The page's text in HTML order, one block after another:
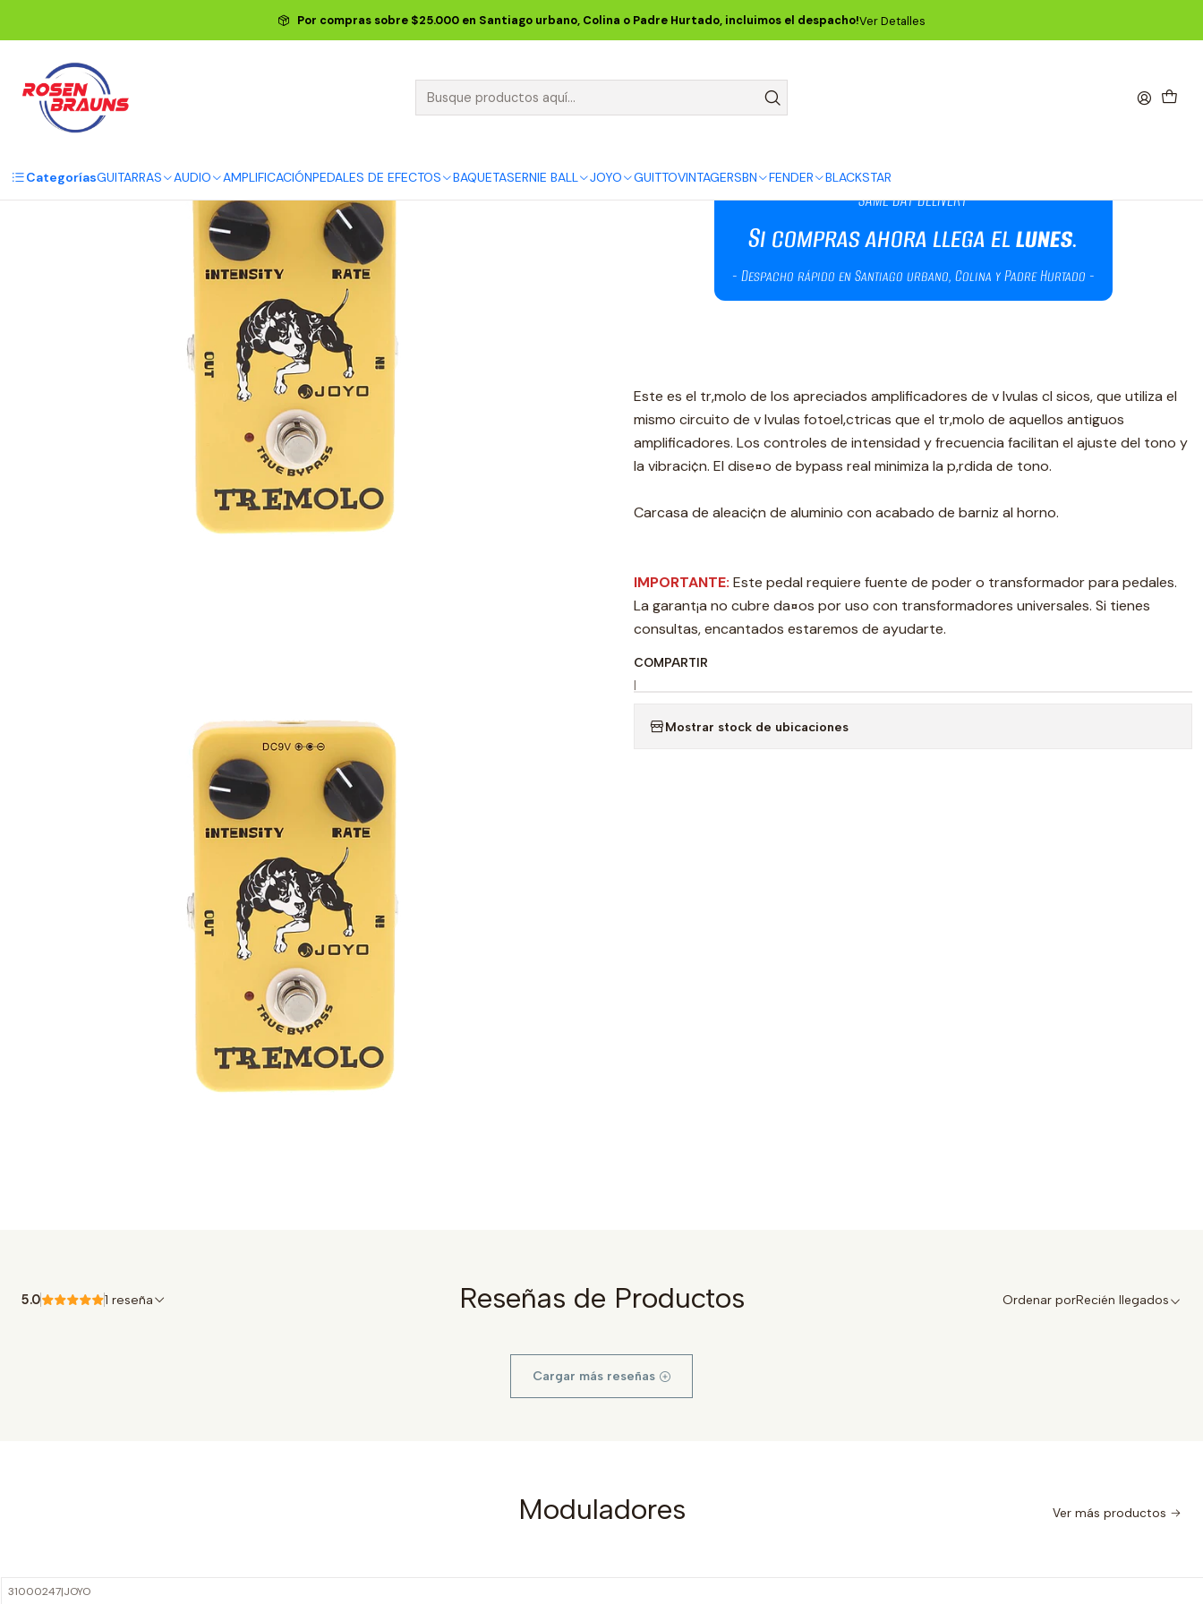
CategoríasGUITARRAS AUDIO AMPLIFICACIÓNPEDALES DE EFECTOS BAQUETASERNIE BALL JOYO GUITTOVINTAGERSBN FENDER BLACKSTAR
Por compras sobre $25.000 en Santiago urbano, Colina o Padre Hurtado, incluimos el despacho!Ver Detalles
Inicio JOYO PEDALES VINTAGE SERIES Pedal Tremolo JF-09
Pedal Tremolo JF-09
5.0 1 reseña
Este es el tr‚molo de los apreciados amplificadores de v lvulas cl sicos, que utiliza el
mismo circuito de v lvulas fotoel‚ctricas que el tr‚molo de aquellos antiguos
amplificadores. Los controles de intensidad y frecuencia facilitan el ajuste del tono y
la vibraci¢n. El dise¤o de bypass real minimiza la p‚rdida de tono.
Carcasa de aleaci¢n de aluminio con acabado de barniz al horno.
IMPORTANTE: Este pedal requiere fuente de poder o transformador para pedales.
La garant¡a no cubre da¤os por uso con transformadores universales. Si tienes
consultas, encantados estaremos de ayudarte.
COMPARTIR
|
Mostrar stock de ubicaciones
Reseñas de Productos
5.0 1 reseña Ordenar porRecién llegados
Cargar más reseñas
Moduladores Ver más productos
-20%OFF
31000247|JOYO